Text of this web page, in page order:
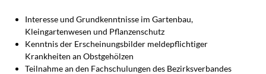
Interesse und Grundkenntnisse im Gartenbau,
Kleingartenwesen und Pflanzenschutz
Kenntnis der Erscheinungsbilder meldepflichtiger
Krankheiten an Obstgehölzen
Teilnahme an den Fachschulungen des Bezirksverbandes